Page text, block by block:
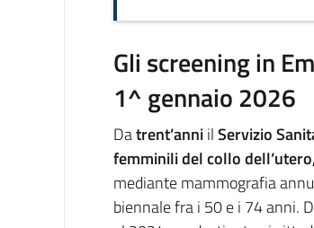
Gli screening in
1^ gennaio 2026
Datrent’anniilServizio
femminili del collo
mediante mammografia
biennale fra i 50 e i 74 anni.